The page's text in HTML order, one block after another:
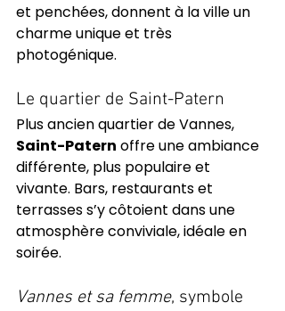
et penchées, donnent à la ville un
charme unique et très
photogénique.
Le quartier de Saint-Patern
Plus ancien quartier de Vannes,
Saint-Patern offre une ambiance
différente, plus populaire et
vivante. Bars, restaurants et
terrasses s’y côtoient dans une
atmosphère conviviale, idéale en
soirée.
Vannes et sa femme, symbole